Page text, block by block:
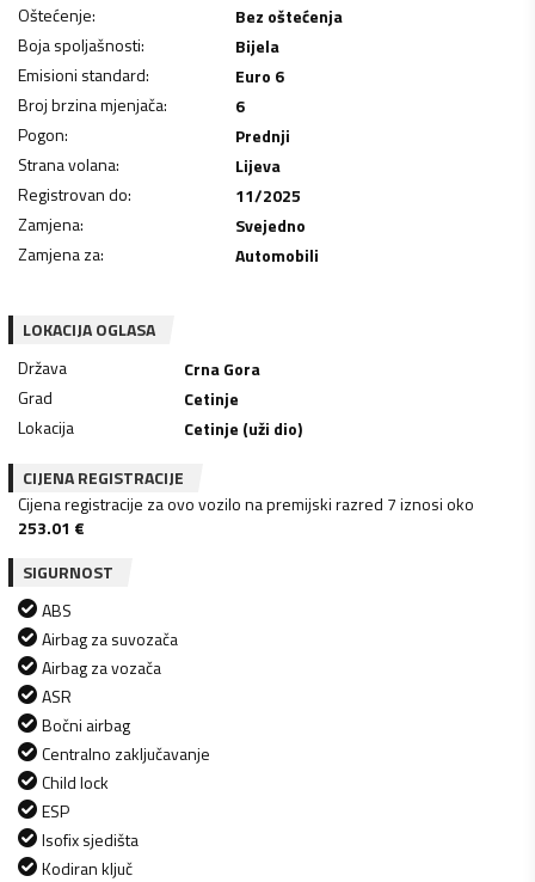
Oštećenje:
Bez oštećenja
Boja spoljašnosti:
Bijela
Emisioni standard:
Euro 6
Broj brzina mjenjača:
6
Pogon:
Prednji
Strana volana:
Lijeva
Registrovan do:
11/2025
Zamjena:
Svejedno
Zamjena za: Automobili
LOKACIJA OGLASA
Država
Crna Gora
Grad
Cetinje
Lokacija
Cetinje (uži dio)
CIJENA REGISTRACIJE
Cijena registracije za ovo vozilo na premijski razred 7 iznosi oko
253.01 €
SIGURNOST
ABS
Airbag za suvozača
Airbag za vozača
ASR
Bočni airbag
Centralno zaključavanje
Child lock
ESP
Isofix sjedišta
Kodiran ključ